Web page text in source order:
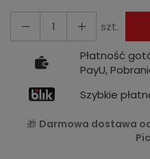
szt.
Płatność
PayU,
Szybkie
🎁 Darmowa dostawa od